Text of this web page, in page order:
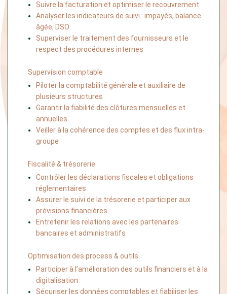
Suivre la facturation et optimiser le recouvrement
Analyser les indicateurs de suivi : impayés, balance
âgée, DSO
Superviser le traitement des fournisseurs et le
respect des procédures internes
Supervision comptable
Piloter la comptabilité générale et auxiliaire de
plusieurs structures
Garantir la fiabilité des clôtures mensuelles et
annuelles
Veiller à la cohérence des comptes et des flux intra-
groupe
Fiscalité & trésorerie
Contrôler les déclarations fiscales et obligations
réglementaires
Assurer le suivi de la trésorerie et participer aux
prévisions financières
Entretenir les relations avec les partenaires
bancaires et administratifs
Optimisation des process & outils
Participer à l’amélioration des outils financiers et à la
digitalisation
Sécuriser les données comptables et fiabiliser les